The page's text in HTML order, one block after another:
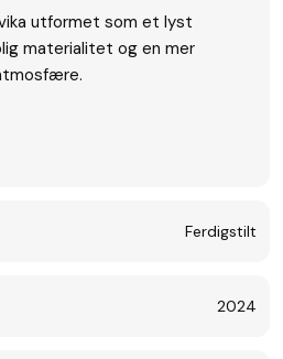
utformet som et lyst
materialitet og en mer
Ferdigstilt
2024